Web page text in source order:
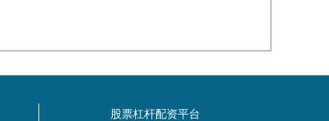
股票杠杆配资平台